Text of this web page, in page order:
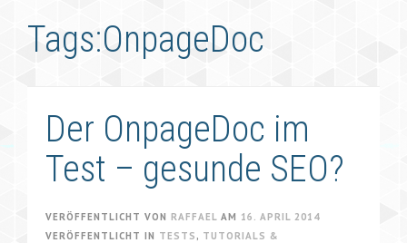
Tags:OnpageDoc
Der OnpageDoc im
Test – gesunde SEO?
VERÖFFENTLICHT VON RAFFAEL AM 16. APRIL 2014
VERÖFFENTLICHT IN TESTS , TUTORIALS &